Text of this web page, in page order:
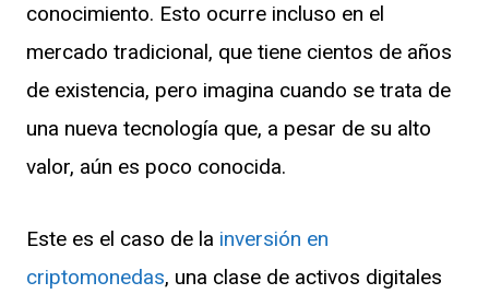
conocimiento. Esto ocurre incluso en el
mercado tradicional, que tiene cientos de años
de existencia, pero imagina cuando se trata de
una nueva tecnología que, a pesar de su alto
valor, aún es poco conocida.
Este es el caso de la inversión en
criptomonedas, una clase de activos digitales